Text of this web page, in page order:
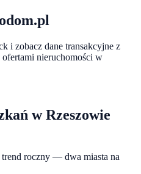
i zobacz dane transakcyjne z
nieruchomości w
wRzeszowie
trend roczny — dwa miasta na